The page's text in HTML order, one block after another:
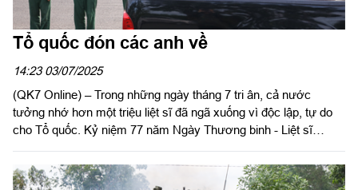
Tổ quốc đón các anh về
14:23 03/07/2025
(QK7 Online) – Trong những ngày tháng 7 tri ân, cả nước
tưởng nhớ hơn một triệu liệt sĩ đã ngã xuống vì độc lập, tự do
cho Tổ quốc. Kỷ niệm 77 năm Ngày Thương binh - Liệt sĩ
bộ, chiến sĩ Đội K70, K71, K72, K73 thuộc Quân khu lại tiếp tục
hành trình thiêng liêng quy tập hài cốt liệt sĩ từ các mặt trận